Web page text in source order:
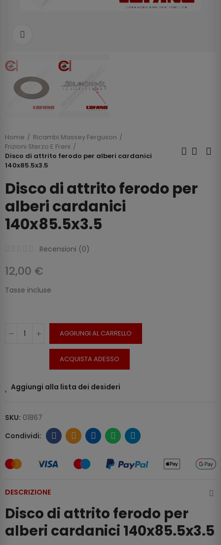
Home
Ricambi Massey Ferguson
Frizioni Sterzo E Freni
Disco di attrito ferodo per alberi cardanici
140x85.5x3.5
Disco di attrito ferodo per
alberi cardanici
140x85.5x3.5
Recensioni (0)
12,00 €
Tasse incluse
AGGIUNGI AL CARRELLO
ACQUISTA ADESSO
Aggiungi alla lista dei desideri
SKU: 01867
DESCRIZIONE
Disco di attrito ferodo per
alberi cardanici 140x85.5x3.5